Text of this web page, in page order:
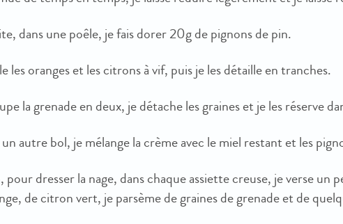
dans une poêle, je fais dorer 20g de pignons de pin.
les oranges et les citrons à vif, puis je les détaille en tranches.
la grenade en deux, je détache les graines et je les réserve
autre bol, je mélange la crème avec le miel restant et les
pour dresser la nage, dans chaque assiette creuse, je verse un
de citron vert, je parsème de graines de grenade et de